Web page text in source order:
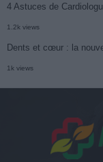
4 Astuces de
1.2k views
Dents et cœur : la
1k views